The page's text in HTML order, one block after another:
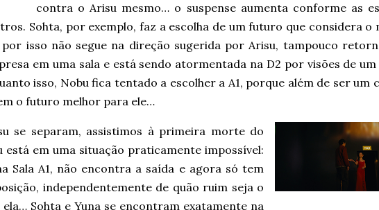
contra o Arisu mesmo… o suspense aumenta conforme as
Sohta, por exemplo, faz a escolha de um futuro que considera o
isso não segue na direção sugerida por Arisu, tampouco
em uma sala e está sendo atormentada na D2 por visões de
isso, Nobu fica tentado a escolher a A1, porque além de ser um
o futuro melhor para ele…
se separam, assistimos à primeira morte do
em uma situação praticamente impossível:
Sala A1, não encontra a saída e agora só tem
independentemente de quão ruim seja o
Sohta e Yuna se encontram exatamente na